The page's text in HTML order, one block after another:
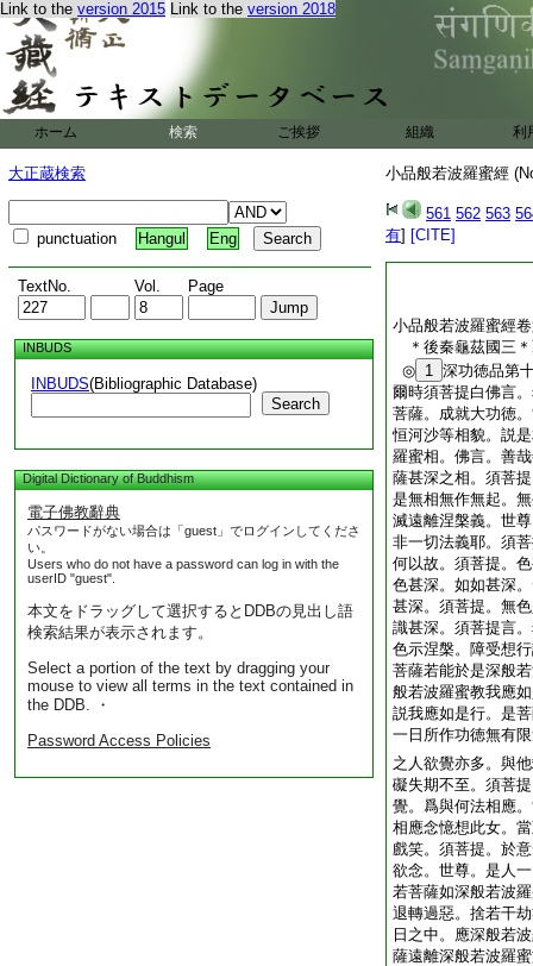
Link to the version 2015 Link to the version 2018
ホーム 検索 ご挨拶 組織 利
大正蔵検索
punctuation Hangul Eng
TextNo. Vol. Page
INBUDS
INBUDS(Bibliographic Database)
Search
Digital Dictionary of Buddhism
電子佛教辭典
パスワードがない場合は「guest」でログインしてくださ
い。
Users who do not have a password can log in with the
userID "guest".
本文をドラッグして選択するとDDBの見出し語
検索結果が表示されます。
Select a portion of the text by dragging your
mouse to view all terms in the text contained in
the DDB. ・
Password Access Policies
小品般若波羅蜜經
561 562 563
有] [CITE]
利故守護正法。乃
悔。須菩提。以是
復次須菩提。阿惟
時。亦無所疑耶。
法時。亦無所疑。
無生忍故。須菩提
小品般＊若經卷第六
小品般若波羅蜜經
＊後秦龜茲國三
◎ 1 深功徳品第
爾時須菩提白佛言
菩薩。成就大功徳
恒河沙等相貌。説
羅蜜相。佛言。善
薩甚深之相。須菩
是無相無作無起。
滅遠離涅槃義。世
非一切法義耶。須
何以故。須菩提。
色甚深。如如甚深
甚深。須菩提。無
識甚深。須菩提言
色示涅槃。障受想
菩薩若能於是深般
般若波羅蜜教我應
説我應如是行。是
一日所作功徳無有
之人欲覺亦多。與
礙失期不至。須菩
覺。爲與何法相應
相應念憶想此女。
戲笑。須菩提。於
欲念。世尊。是人
若菩薩如深般若波
退轉過惡。捨若干
日之中。應深般若
薩遠離深般若波羅